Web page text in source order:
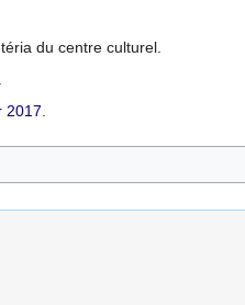
du centre culturel.
2017